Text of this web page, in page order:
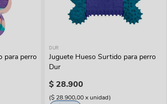
manchas
Cuidados especiales
para perro
DUR
Juguete Hueso Surtido para perro
Dur
$28.900
($ 28.900,00xunidad)